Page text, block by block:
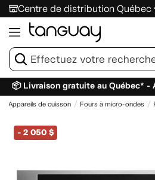
Centre de distribution Québec
📦 Livraison gratuite au Québec* -
Appareils de cuisson Fours à micro-ondes
- 2 050 $